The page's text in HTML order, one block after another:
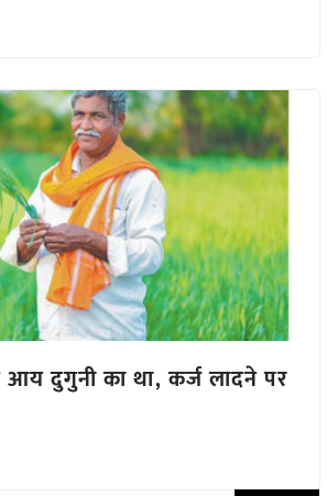
आय दुगुनी का था, कर्ज लादने पर